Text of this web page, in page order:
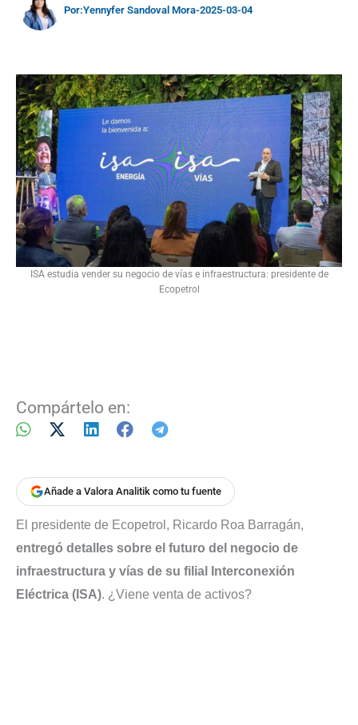
Por:Yennyfer Sandoval Mora-2025-03-04
ISA estudia vender su negocio de vías e infraestructura: presidente de
Ecopetrol
Compártelo en:
Añade a Valora Analitik como tu fuente
El presidente de Ecopetrol, Ricardo Roa Barragán,
entregó detalles sobre el futuro del negocio de
infraestructura y vías de su filial Interconexión
Eléctrica (ISA). ¿Viene venta de activos?